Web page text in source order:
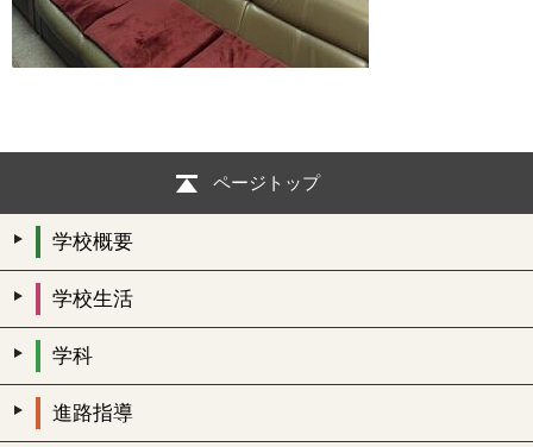
ページトップ
学校概要
学校生活
学科
進路指導